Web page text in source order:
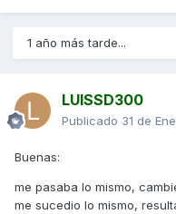
1 año más tarde...
LUISSD300
Publicado 31 de
Buenas:
me pasaba lo mismo,
me sucedio lo mismo,